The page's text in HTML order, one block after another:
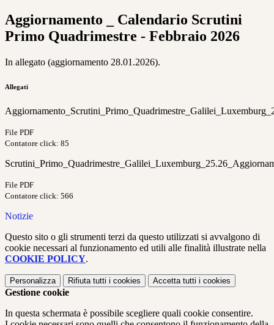
Aggiornamento _ Calendario Scrutini
Primo Quadrimestre - Febbraio 2026
In allegato (aggiornamento 28.01.2026).
Allegati
File PDF
Contatore click: 85
File PDF
Contatore click: 566
Notizie
Questo sito o gli strumenti terzi da questo utilizzati si avvalgono di
cookie necessari al funzionamento ed utili alle finalità illustrate nella
COOKIE POLICY.
Personalizza Rifiuta tutti i cookies Accetta tutti i cookies
Gestione cookie
In questa schermata è possibile scegliere quali cookie consentire.